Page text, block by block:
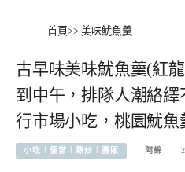
首頁>> 美味魷魚羹
古早味美味魷魚羹(紅
到中午，排隊人潮絡
行市場小吃，桃園魷魚
小吃︱便當︱熱炒︱攤販 阿綿